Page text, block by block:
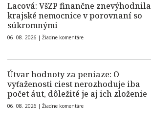
Lacová: VšZP finančne znevýhodnila
krajské nemocnice v porovnaní so
súkromnými
06. 08. 2026 | Žiadne komentáre
Útvar hodnoty za peniaze: O
vyťaženosti ciest nerozhoduje iba
počet áut, dôležité je aj ich zloženie
06. 08. 2026 | Žiadne komentáre